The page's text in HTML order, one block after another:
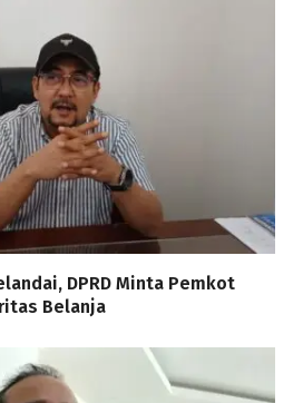
DPRD Minta Pemkot
Belanja